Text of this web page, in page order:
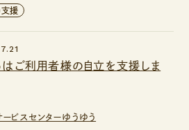
援
ご利用者様の自立を支援しま
ービスセンターゆうゆう